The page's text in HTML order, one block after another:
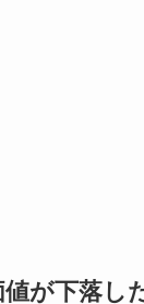
が下落し